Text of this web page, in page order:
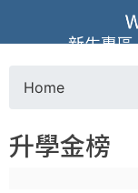
葳
格
高
o
Home
升學金榜
新生專區